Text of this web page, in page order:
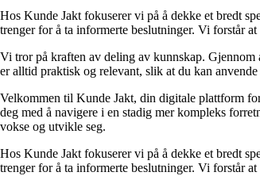
Hos Kunde Jakt fokuserer vi på å dekke et bredt
trenger for å ta informerte beslutninger. Vi forstår
Vi tror på kraften av deling av kunnskap.
er alltid praktisk og relevant, slik at du kan
Velkommen til Kunde Jakt, din digitale plattform
deg med å navigere i en stadig mer kompleks
vokse og utvikle seg.
Hos Kunde Jakt fokuserer vi på å dekke et bredt
trenger for å ta informerte beslutninger. Vi forstår